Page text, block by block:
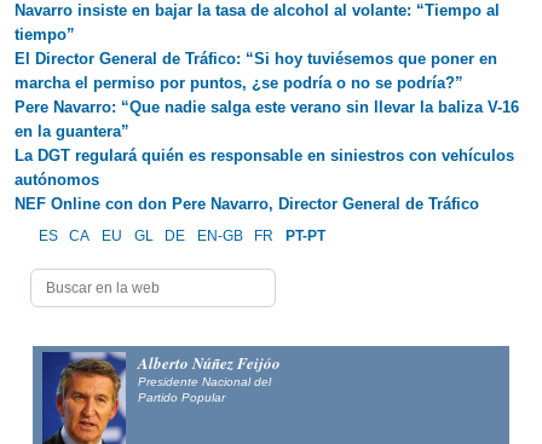
Navarro insiste en bajar la tasa de alcohol al volante: “Tiempo al
tiempo”
El Director General de Tráfico: “Si hoy tuviésemos que poner en
marcha el permiso por puntos, ¿se podría o no se podría?”
Pere Navarro: “Que nadie salga este verano sin llevar la baliza V-16
en la guantera”
La DGT regulará quién es responsable en siniestros con vehículos
autónomos
NEF Online con don Pere Navarro, Director General de Tráfico
ES CA EU GL DE EN-GB FR PT-PT
Alberto Núñez Feijóo
Presidente Nacional del
Partido Popular